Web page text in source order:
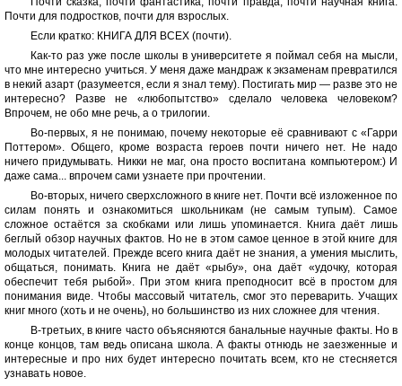
Почти для подростков, почти для взрослых.
Если кратко: КНИГА ДЛЯ ВСЕХ (почти).
Как-то раз уже после школы в университете я поймал себя на мысли,
что мне интересно учиться. У меня даже мандраж к экзаменам превратился
в некий азарт (разумеется, если я знал тему). Постигать мир — разве это не
интересно? Разве не «любопытство» сделало человека человеком?
Впрочем, не обо мне речь, а о трилогии.
Во-первых, я не понимаю, почему некоторые её сравнивают с «Гарри
Поттером». Общего, кроме возраста героев почти ничего нет. Не надо
ничего придумывать. Никки не маг, она просто воспитана компьютером:) И
даже сама... впрочем сами узнаете при прочтении.
Во-вторых, ничего сверхсложного в книге нет. Почти всё изложенное по
силам понять и ознакомиться школьникам (не самым тупым). Самое
сложное остаётся за скобками или лишь упоминается. Книга даёт лишь
беглый обзор научных фактов. Но не в этом самое ценное в этой книге для
молодых читателей. Прежде всего книга даёт не знания, а умения мыслить,
общаться, понимать. Книга не даёт «рыбу», она даёт «удочку, которая
обеспечит тебя рыбой». При этом книга преподносит всё в простом для
понимания виде. Чтобы массовый читатель, смог это переварить. Учащих
книг много (хоть и не очень), но большинство из них сложнее для чтения.
В-третьих, в книге часто объясняются банальные научные факты. Но в
конце концов, там ведь описана школа. А факты отнюдь не заезженные и
интересные и про них будет интересно почитать всем, кто не стесняется
узнавать новое.